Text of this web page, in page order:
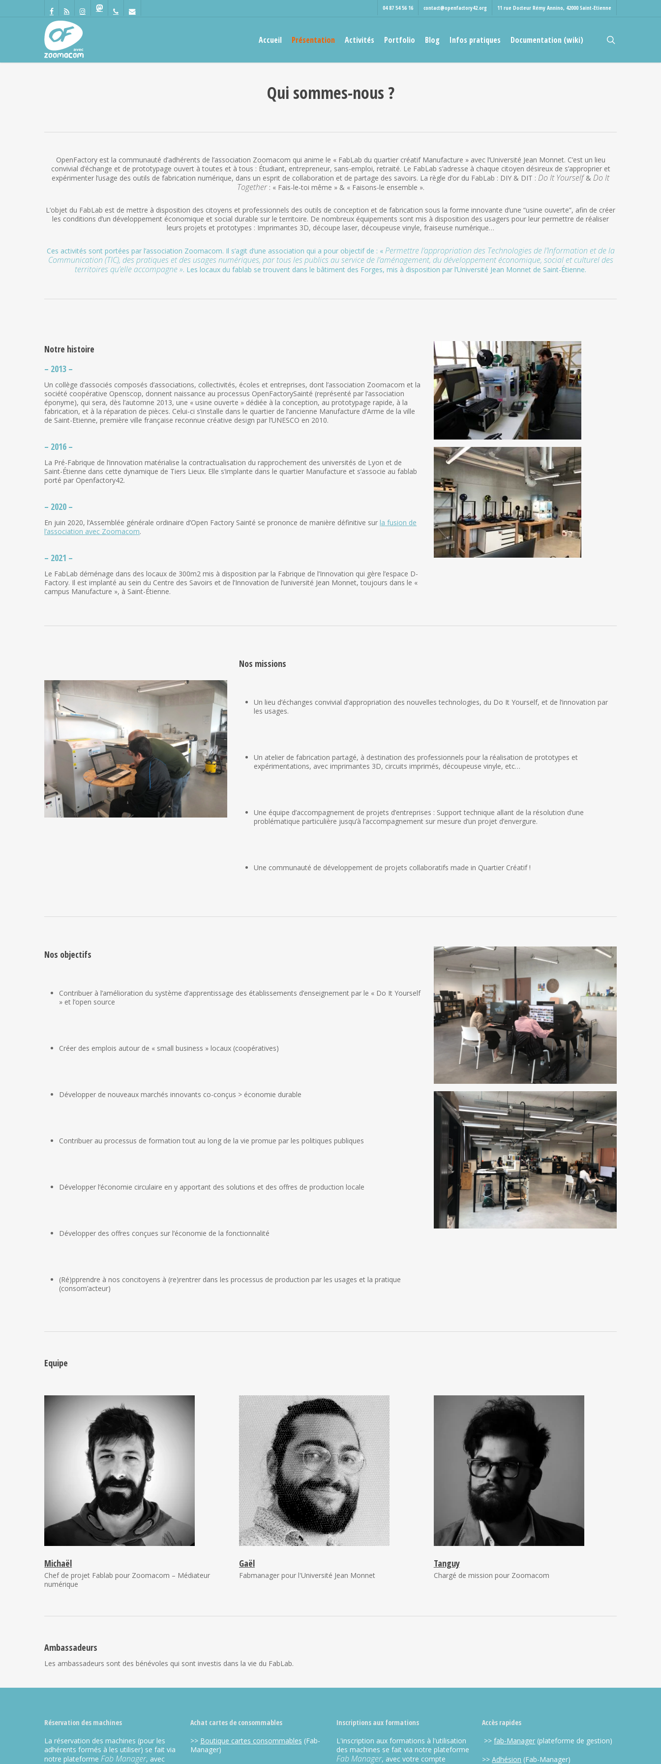
Panneau de gestion des cookies
facebook
RSS instagrammastodonphone email
04 87 54 56 16 contact@openfactory42.org 11 rue Docteur Rémy Annino, 42000 Saint-Etienne
Accueil Présentation Activités Portfolio Blog Infos pratiques Documentation (wiki)
Qui sommes-nous ?
OpenFactory est la communauté d’adhérents de l’association Zoomacom qui anime le « FabLab du quartier créatif Manufacture » avec l’Université Jean Monnet. C’est un lieu
convivial d’échange et de prototypage ouvert à toutes et à tous : Étudiant, entrepreneur, sans-emploi, retraité. Le FabLab s’adresse à chaque citoyen désireux de s’approprier et
expérimenter l’usage des outils de fabrication numérique, dans un esprit de collaboration et de partage des savoirs. La règle d’or du FabLab : DIY & DIT : Do It Yourself& Do It
Together: « Fais-le-toi même » & « Faisons-le ensemble ».
L’objet du FabLab est de mettre à disposition des citoyens et professionnels des outils de conception et de fabrication sous la forme innovante d’une “usine ouverte”, afin de créer
les conditions d’un développement économique et social durable sur le territoire. De nombreux équipements sont mis à disposition des usagers pour leur permettre de réaliser
leurs projets et prototypes : Imprimantes 3D, découpe laser, découpeuse vinyle, fraiseuse numérique…
Ces activités sont portées par l’association Zoomacom. Il s’agit d’une association qui a pour objectif de : « Permettre l’appropriation des Technologies de l’Information et de la
Communication (TIC), des pratiques et des usages numériques, par tous les publics au service de l’aménagement, du développement économique, social et culturel des
territoires qu’elle accompagne ». Les locaux du fablab se trouvent dans le bâtiment des Forges, mis à disposition par l’Université Jean Monnet de Saint-Étienne.
Notre histoire
– 2013 –
Un collège d’associés composés d’associations, collectivités, écoles et entreprises, dont l’association Zoomacom et la
société coopérative Openscop, donnent naissance au processus OpenFactorySainté (représenté par l’association
éponyme), qui sera, dès l’automne 2013, une « usine ouverte » dédiée à la conception, au prototypage rapide, à la
fabrication, et à la réparation de pièces. Celui-ci s’installe dans le quartier de l’ancienne Manufacture d’Arme de la ville
de Saint-Etienne, première ville française reconnue créative design par l’UNESCO en 2010.
– 2016 –
La Pré-Fabrique de l’innovation matérialise la contractualisation du rapprochement des universités de Lyon et de
Saint-Étienne dans cette dynamique de Tiers Lieux. Elle s’implante dans le quartier Manufacture et s’associe au fablab
porté par Openfactory42.
– 2020 –
En juin 2020, l’Assemblée générale ordinaire d’Open Factory Sainté se prononce de manière définitive surla fusion de
l’association avec Zoomacom.
– 2021 –
Le FabLab déménage dans des locaux de 300m2 mis à disposition par la Fabrique de l’Innovation qui gère l’espace D-
Factory. Il est implanté au sein du Centre des Savoirs et de l’Innovation de l’université Jean Monnet, toujours dans le «
campus Manufacture », à Saint-Étienne.
Nos missions
Un lieu d’échanges convivial d’appropriation des nouvelles technologies, du Do It Yourself, et de l’innovation par
les usages.
Un atelier de fabrication partagé, à destination des professionnels pour la réalisation de prototypes et
expérimentations, avec imprimantes 3D, circuits imprimés, découpeuse vinyle, etc…
Une équipe d’accompagnement de projets d’entreprises : Support technique allant de la résolution d’une
problématique particulière jusqu’à l’accompagnement sur mesure d’un projet d’envergure.
Une communauté de développement de projets collaboratifs made in Quartier Créatif !
Nos objectifs
Contribuer à l’amélioration du système d’apprentissage des établissements d’enseignement par le « Do It Yourself
» et l’open source
Créer des emplois autour de « small business » locaux (coopératives)
Développer de nouveaux marchés innovants co-conçus > économie durable
Contribuer au processus de formation tout au long de la vie promue par les politiques publiques
Développer l’économie circulaire en y apportant des solutions et des offres de production locale
Développer des offres conçues sur l’économie de la fonctionnalité
(Ré)pprendre à nos concitoyens à (re)rentrer dans les processus de production par les usages et la pratique
(consom’acteur)
Equipe
Michaël
Chef de projet Fablab pour Zoomacom – Médiateur
numérique
Gaël
Fabmanager pour l'Université Jean Monnet
Tanguy
Chargé de mission pour Zoomacom
Ambassadeurs
Les ambassadeurs sont des bénévoles qui sont investis dans la vie du FabLab.
Réservation des machines
La réservation des machines (pour les
adhérents formés à les utiliser) se fait via
notre plateforme Fab Manager, avec
Achat cartes de consommables
>> Boutique cartes consommables (Fab-
Manager)
Inscriptions aux formations
L'inscription aux formations à l'utilisation
des machines se fait via notre plateforme
Fab Manager, avec votre compte
Accès rapides
>>fab-Manager (plateforme de gestion)
>>Adhésion (Fab-Manager)